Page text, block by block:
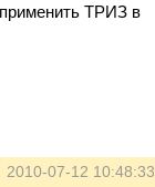
ТРИЗ в
2010-07-12 10:48:33